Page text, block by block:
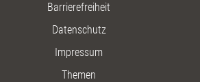
Barrierefreiheit
Datenschutz
Impressum
Themen